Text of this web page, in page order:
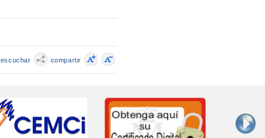
compartir
escuchar